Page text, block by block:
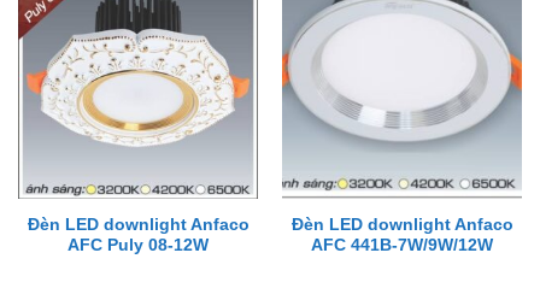
Đèn LED downlight Anfaco
AFC Puly 08-12W
Đèn LED downlight Anfaco
AFC 441B-7W/9W/12W